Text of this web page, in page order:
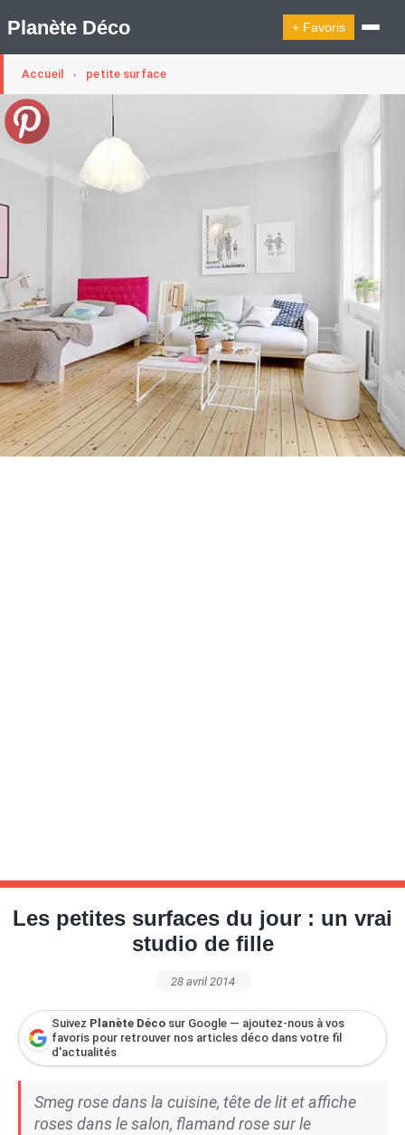
Planète Déco + Favoris
🛍︎ Shop Planète Déco
Appartement Design
La Semaine Décoration Et Design
Méli-Mélo Suédois
Publi Reportage
Tendance
Interieurs Scandinaves
La Décoration Selon Votre Signe Astrologique
Les Trouvailles Déco Du Jour
Loft
Maison Appartement Écologique
Maison Container/container House
Maison D'hôtes
Maison Et Appartement Vintage
On Décode La Déco
Petite Surface
Piscine Question De Style
Renovation
Revue De Week End
Tiny House
Accueil › petite surface
Les petites surfaces du jour : un vrai
studio de fille
28 avril 2014
Suivez Planète Déco sur Google — ajoutez-nous à vos
favoris pour retrouver nos articles déco dans votre fil
d'actualités
Smeg rose dans la cuisine, tête de lit et affiche
roses dans le salon, flamand rose sur le